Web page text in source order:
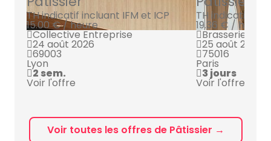
TH indicatif incluant IFM et ICP
15.00 € / heure
Collective Entreprise
24 août 2026
69003
Lyon
2 sem.
Voir l'offre
TH indicatif
19.36 € / heure
Brasserie Chic
25 août 2026
75016
Paris
3 jours
Voir l'offre
Voir toutes les offres de Pâtissier →